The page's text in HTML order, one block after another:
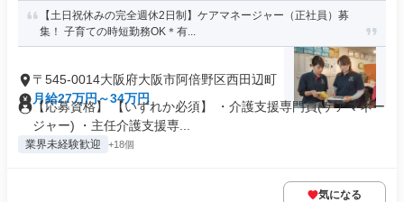
【土日祝休みの完全週休2日制】ケアマネージャー（正社員）募
集！ 子育ての時短勤務OK＊有...
〒545-0014大阪府大阪市阿倍野区西田辺町
月給27万円～34万円
【応募資格】 【いずれか必須】 ・介護支援専門員(ケアマネー
ジャー) ・主任介護支援専...
業界未経験歓迎 +18個
気になる